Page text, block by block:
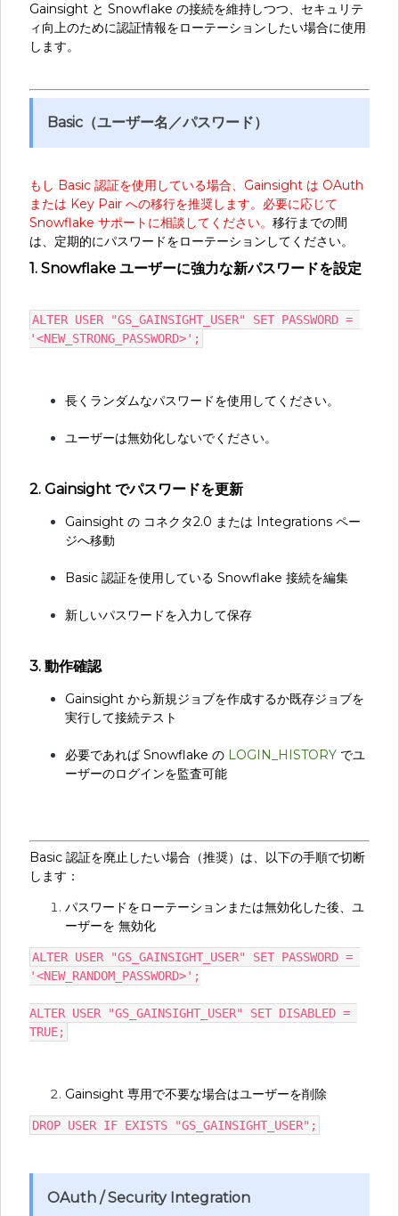
Gainsight と Snowflake の接続を維持しつつ、セキュリテ
ィ向上のために認証情報をローテーションしたい場合に使用
します。
Basic（ユーザー名／パスワード）
もし Basic 認証を使用している場合、Gainsight は OAuth
または Key Pair への移行を推奨します。必要に応じて
Snowflake サポートに相談してください。 移行までの間
は、定期的にパスワードをローテーションしてください。
1. Snowflake ユーザーに強力な新パスワードを設定
ALTER USER "GS_GAINSIGHT_USER" SET PASSWORD =
'<NEW_STRONG_PASSWORD>';
長くランダムなパスワードを使用してください。
ユーザーは無効化しないでください。
2. Gainsight でパスワードを更新
Gainsight の コネクタ2.0 または Integrations ペー
ジへ移動
Basic 認証を使用している Snowflake 接続を編集
新しいパスワードを入力して保存
3. 動作確認
Gainsight から新規ジョブを作成するか既存ジョブを
実行して接続テスト
必要であれば Snowflake の LOGIN_HISTORY でユ
ーザーのログインを監査可能
Basic 認証を廃止したい場合（推奨）は、以下の手順で切断
します：
パスワードをローテーションまたは無効化した後、ユ
ーザーを 無効化
ALTER USER "GS_GAINSIGHT_USER" SET PASSWORD =
'<NEW_RANDOM_PASSWORD>';
ALTER USER "GS_GAINSIGHT_USER" SET DISABLED =
TRUE;
Gainsight 専用で不要な場合はユーザーを削除
DROP USER IF EXISTS "GS_GAINSIGHT_USER";
OAuth / Security Integration